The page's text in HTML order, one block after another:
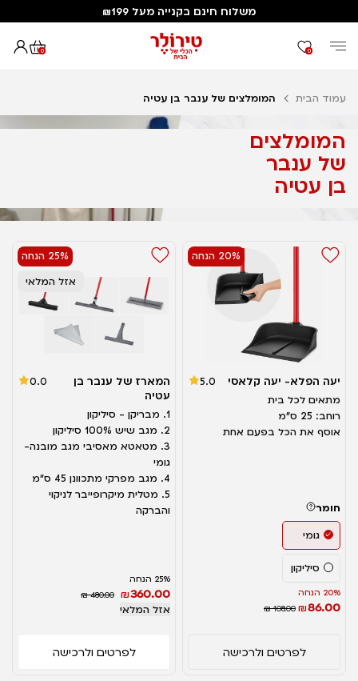
משלוח חינם בקנייה מעל ₪199
0 0
עמוד הבית המומלצים של ענבר בן עטיה
המומלצים
של ענבר
בן עטיה
20% הנחה
יעה הפלא- יעה קלאסי
5.0
מתאים לכל בית
רוחב: 25 ס"מ
אוסף את הכל בפעם אחת
חומר
גומי
סיליקון
20% הנחה
₪86.00
₪ 108.00
לפרטים ולרכישה
25% הנחה
אזל המלאי
המארז של ענבר בן
עטיה
0.0
1. מבריקן - סיליקון
2. מגב שיש 100% סיליקון
3. מטאטא מאסיבי מגב מובנה-
גומי
4. מגב מפרקי מתכוונן 45 ס"מ
5. מטלית מיקרופייבר לניקוי
והברקה
25% הנחה
₪360.00
₪ 480.00
אזל המלאי
לפרטים ולרכישה